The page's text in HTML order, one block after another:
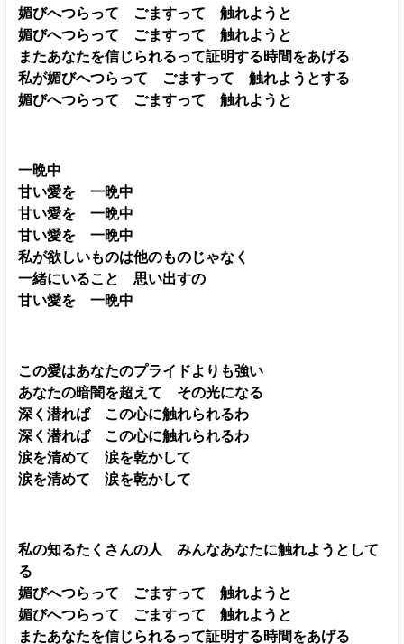
媚びへつらって ごますって 触れようと
媚びへつらって ごますって 触れようと
またあなたを信じられるって証明する時間をあげる
私が媚びへつらって ごますって 触れようとする
媚びへつらって ごますって 触れようと
一晩中
甘い愛を 一晩中
甘い愛を 一晩中
甘い愛を 一晩中
私が欲しいものは他のものじゃなく
一緒にいること 思い出すの
甘い愛を 一晩中
この愛はあなたのプライドよりも強い
あなたの暗闇を超えて その光になる
深く潜れば この心に触れられるわ
深く潜れば この心に触れられるわ
涙を清めて 涙を乾かして
涙を清めて 涙を乾かして
私の知るたくさんの人 みんなあなたに触れようとして
る
媚びへつらって ごますって 触れようと
媚びへつらって ごますって 触れようと
またあなたを信じられるって証明する時間をあげる